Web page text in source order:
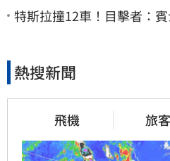
特斯拉撞12車！目擊者：
熱搜新聞
飛機 旅客